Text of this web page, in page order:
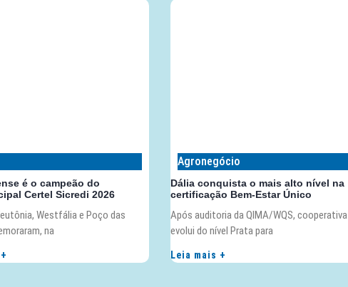
é o campeão do
Certel Sicredi 2026
Westfália e Poço das
na
Agronegócio
Dália conquista o mais alto nível na
certificação Bem-Estar Único
Após auditoria da QIMA/WQS, cooperativa
evolui do nível Prata para
Leia mais +